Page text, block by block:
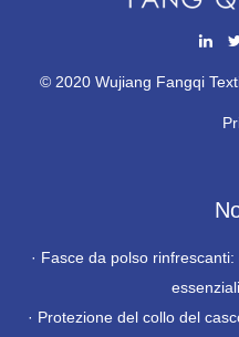
© 2020 Wujiang Fangqi
· Fasce da polso
· Protezione del collo del